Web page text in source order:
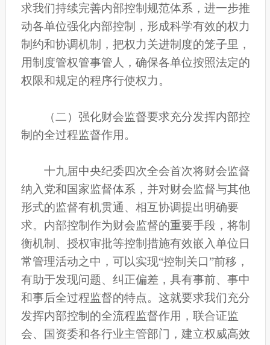
求我们持续完善内部控制规范体系，进一步推
动各单位强化内部控制，形成科学有效的权力
制约和协调机制，把权力关进制度的笼子里，
用制度管权管事管人，确保各单位按照法定的
权限和规定的程序行使权力。
（二）强化财会监督要求充分发挥内部控
制的全过程监督作用。
十九届中央纪委四次全会首次将财会监督
纳入党和国家监督体系，并对财会监督与其他
形式的监督有机贯通、相互协调提出明确要
求。内部控制作为财会监督的重要手段，将制
衡机制、授权审批等控制措施有效嵌入单位日
常管理活动之中，可以实现“控制关口”前移，
有助于发现问题、纠正偏差，具有事前、事中
和事后全过程监督的特点。这就要求我们充分
发挥内部控制的全流程监督作用，联合证监
会、国资委和各行业主管部门，建立权威高效